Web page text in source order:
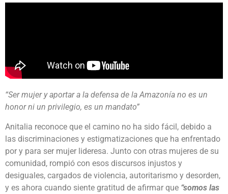
“Ser mujer y aportar a la defensa de la Amazonía no es un
honor ni un privilegio, es un mandato”
Anitalia reconoce que el camino no ha sido fácil, debido a
las discriminaciones y estigmatizaciones que ha enfrentado
por y para ser mujer lideresa. Junto con otras mujeres de su
comunidad, rompió con esos discursos injustos y
desiguales, cargados de violencia, autoritarismo y desorden,
y es ahora cuando siente gratitud de afirmar que “somos las